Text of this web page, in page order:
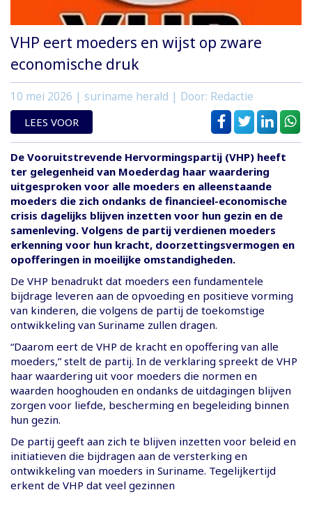
VHP eert moeders en wijst op zware
economische druk
10 mei 2026 | suriname herald | Door: Redactie
LEES VOOR
De Vooruitstrevende Hervormingspartij (VHP) heeft
ter gelegenheid van Moederdag haar waardering
uitgesproken voor alle moeders en alleenstaande
moeders die zich ondanks de financieel-economische
crisis dagelijks blijven inzetten voor hun gezin en de
samenleving. Volgens de partij verdienen moeders
erkenning voor hun kracht, doorzettingsvermogen en
opofferingen in moeilijke omstandigheden.
De VHP benadrukt dat moeders een fundamentele
bijdrage leveren aan de opvoeding en positieve vorming
van kinderen, die volgens de partij de toekomstige
ontwikkeling van Suriname zullen dragen.
“Daarom eert de VHP de kracht en opoffering van alle
moeders,” stelt de partij. In de verklaring spreekt de VHP
haar waardering uit voor moeders die normen en
waarden hooghouden en ondanks de uitdagingen blijven
zorgen voor liefde, bescherming en begeleiding binnen
hun gezin.
De partij geeft aan zich te blijven inzetten voor beleid en
initiatieven die bijdragen aan de versterking en
ontwikkeling van moeders in Suriname. Tegelijkertijd
erkent de VHP dat veel gezinnen